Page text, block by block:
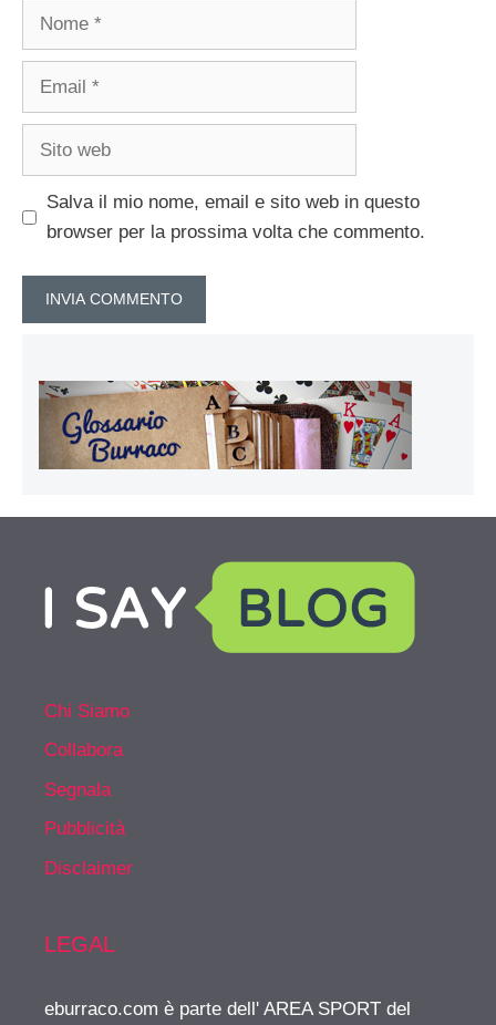
Nome
Email
Sito
Salva il mio nome, email e sito web in questo
browser per la prossima volta che commento.
Chi Siamo
Collabora
Segnala
Pubblicità
Disclaimer
LEGAL
eburraco.com è parte dell' AREA SPORT del